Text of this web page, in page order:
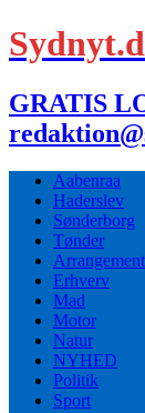
GRATIS
Aabenraa
Haderslev
Sønderborg
Tønder
Erhverv
Mad
Motor
Natur
NYHED
Politik
Sport